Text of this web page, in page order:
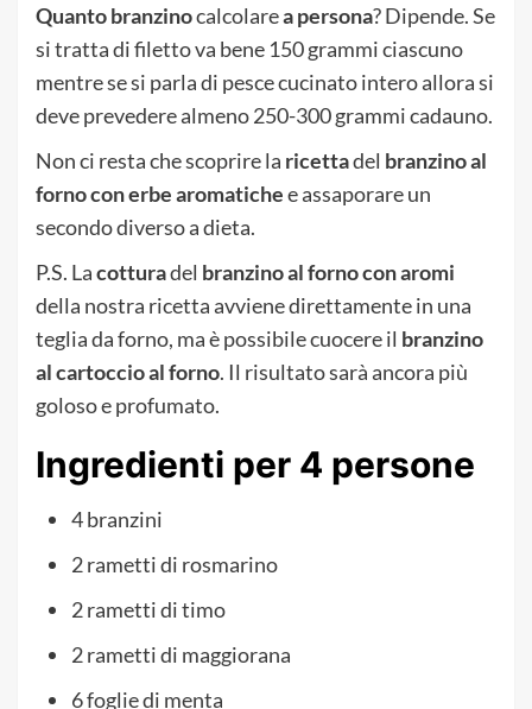
Quanto branzinocalcolarea persona? Dipende. Se
si tratta di filetto va bene 150 grammi ciascuno
mentre se si parla di pesce cucinato intero allora si
deve prevedere almeno 250-300 grammi cadauno.
Non ci resta che scoprire la ricettadel branzino al
forno con erbe aromatichee assaporare un
secondo diverso a dieta.
P.S. Lacotturadel branzino al forno con aromi
della nostra ricetta avviene direttamente in una
teglia da forno, ma è possibile cuocere il branzino
al cartoccio al forno. Il risultato sarà ancora più
goloso e profumato.
Ingredienti per 4 persone
4 branzini
2 rametti di rosmarino
2 rametti di timo
2 rametti di maggiorana
6 foglie di menta